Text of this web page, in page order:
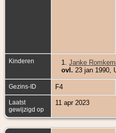
Kinderen 1. Janke
ovl. 23 jan 1990,
Gezins-ID F4
Laatst
gewijzigd op
11 apr 2023